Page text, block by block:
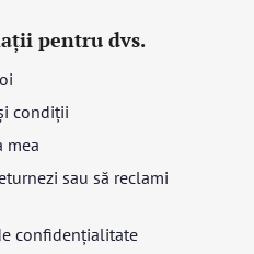
pentru dvs.
condiții
mea
sau să reclami
confidențialitate